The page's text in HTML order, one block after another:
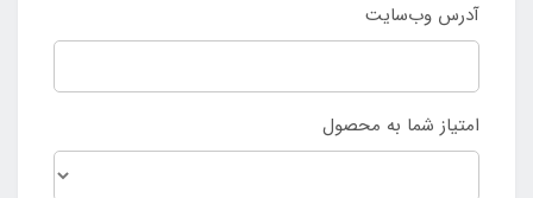
آدرس وب‌سایت
امتیاز شما به محصول